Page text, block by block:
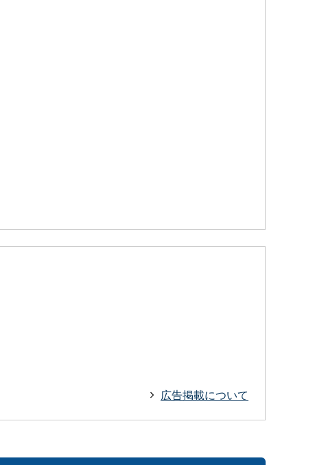
広告掲載について